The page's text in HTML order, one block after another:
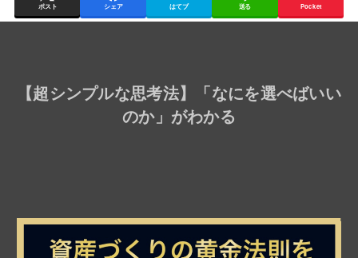
ポスト シェア はてブ 送る Pocket
【超シンプルな思考法】「なにを選べばいい
のか」がわかる